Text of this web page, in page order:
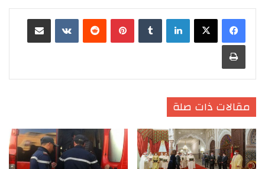
لينكدإن بينتيريست
طباعة
مقالات ذات صلة